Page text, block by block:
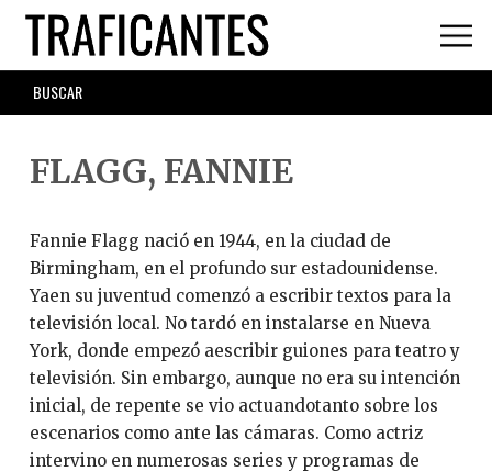
Skip
main
content
SEARCH
FORM
FLAGG, FANNIE
Fannie Flagg nació en 1944, en la ciudad de
Birmingham, en el profundo sur estadounidense.
Yaen su juventud comenzó a escribir textos para la
televisión local. No tardó en instalarse en Nueva
York, donde empezó aescribir guiones para teatro y
televisión. Sin embargo, aunque no era su intención
inicial, de repente se vio actuandotanto sobre los
escenarios como ante las cámaras. Como actriz
intervino en numerosas series y programas de